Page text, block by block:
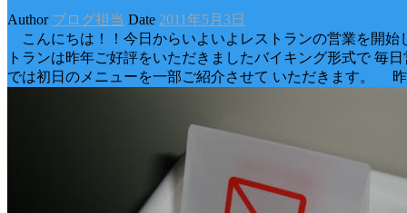
Author ブログ担当 Date 2011年5月3日
こんにちは！！今日からいよいよレストランの営業を開始
トランは昨年ご好評をいただきましたバイキング形式で 毎
では初日のメニューを一部ご紹介させて いただきます。